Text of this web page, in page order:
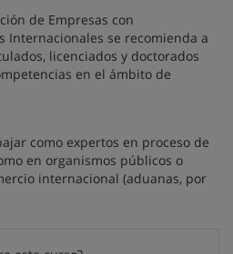
de Empresas con
Internacionales se recomienda a
licenciados y doctorados
en el ámbito de
como expertos en proceso de
en organismos públicos o
internacional (aduanas, por